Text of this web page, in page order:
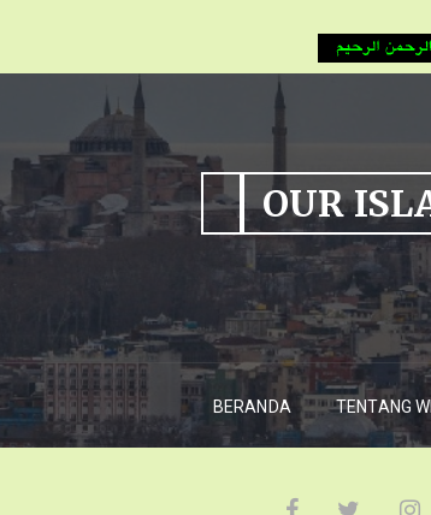
OUR
BERANDA TENTANG